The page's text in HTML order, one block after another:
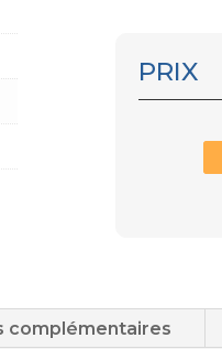
PRIX
complémentaires